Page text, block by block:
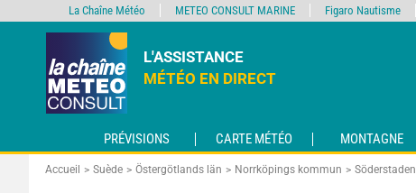
L'ASSISTANCE
MÉTÉO EN DIRECT
PRÉVISIONS CARTE MÉTÉO MONTAGNE
Accueil Suède Östergötlands län Norrköpings kommun Söderstaden
La Chaîne Météo METEO CONSULT MARINE Figaro Nautisme